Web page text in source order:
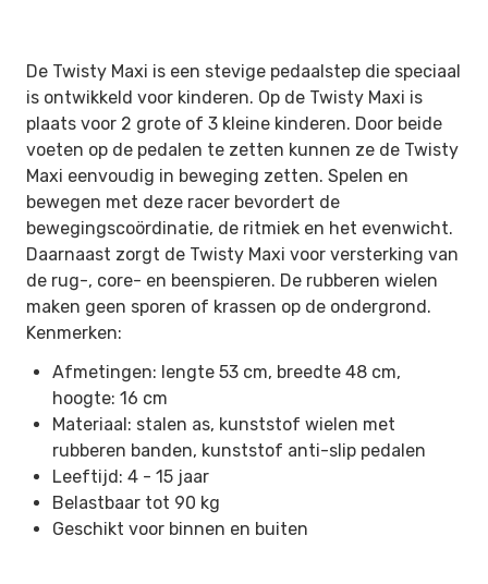
De Twisty Maxi is een stevige pedaalstep die speciaal
is ontwikkeld voor kinderen. Op de Twisty Maxi is
plaats voor 2 grote of 3 kleine kinderen. Door beide
voeten op de pedalen te zetten kunnen ze de Twisty
Maxi eenvoudig in beweging zetten. Spelen en
bewegen met deze racer bevordert de
bewegingscoördinatie, de ritmiek en het evenwicht.
Daarnaast zorgt de Twisty Maxi voor versterking van
de rug-, core- en beenspieren. De rubberen wielen
maken geen sporen of krassen op de ondergrond.
Kenmerken:
Afmetingen: lengte 53 cm, breedte 48 cm,
hoogte: 16 cm
Materiaal: stalen as, kunststof wielen met
rubberen banden, kunststof anti-slip pedalen
Leeftijd: 4 - 15 jaar
Belastbaar tot 90 kg
Geschikt voor binnen en buiten